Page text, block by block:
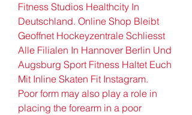
Fitness Studios Healthcity In
Deutschland. Online Shop Bleibt
Geoffnet Hockeyzentrale Schliesst
Alle Filialen In Hannover Berlin Und
Augsburg Sport Fitness Haltet Euch
Mit Inline Skaten Fit Instagram.
Poor form may also play a role in
placing the forearm in a poor